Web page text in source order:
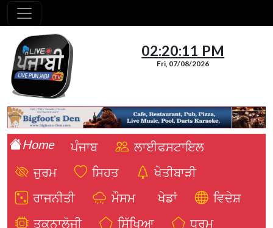
02:20:12 PM
Fri, 07/08/2026
Home ਪੰਜਾਬ
ਲਾਈਫਸਟਾਇਲ
ਜੁਰਮ
ਸਿਹਤ
ਖੇਤੀਬਾੜੀ
ਰਾਜਨੀਤੀ
ਮੌਸਮ ਖੇਡਾਂ
ਵਿਦੇਸ਼
ਤਕਨਾਲੋਜੀ
ਸਿੱਖਿਆ
ਧਰਮ